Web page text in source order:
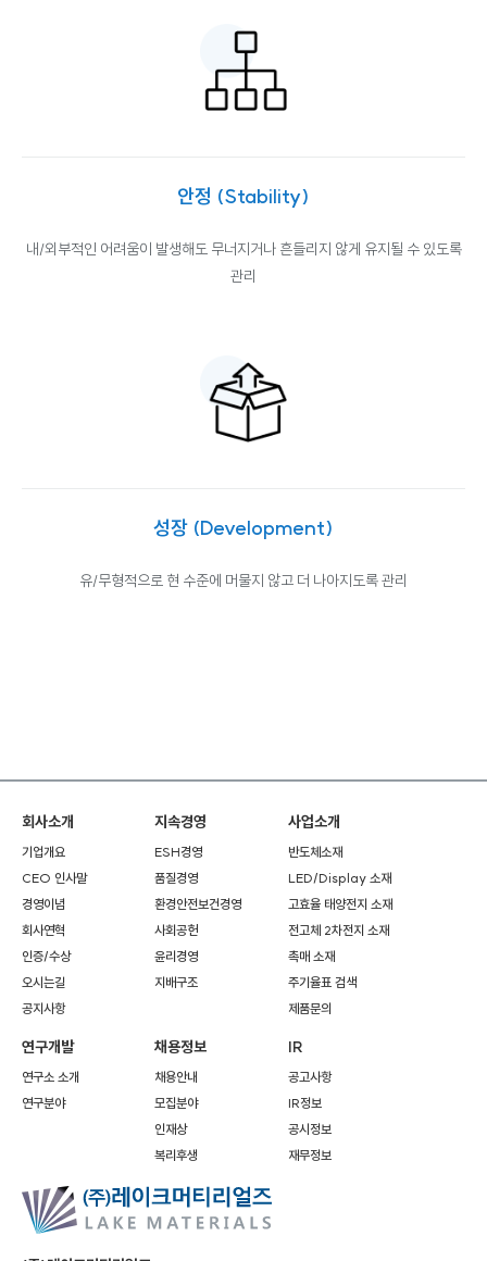
안정 (Stability)
내/외부적인 어려움이 발생해도무너지거나 흔들리지 않게 유지될 수 있도록
관리
성장 (Development)
유/무형적으로 현 수준에 머물지 않고 더 나아지도록 관리
회사소개
기업개요
CEO 인사말
경영이념
회사연혁
인증/수상
오시는길
공지사항
지속경영
ESH경영
품질경영
환경안전보건경영
사회공헌
윤리경영
지배구조
사업소개
반도체소재
LED/Display 소재
고효율 태양전지 소재
전고체 2차전지 소재
촉매 소재
주기율표 검색
제품문의
연구개발
연구소 소개
연구분야
채용정보
채용안내
모집분야
인재상
복리후생
IR
공고사항
IR정보
공시정보
재무정보